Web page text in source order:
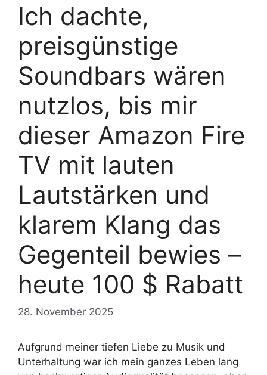
Ich dachte,
preisgünstige
Soundbars wären
nutzlos, bis mir
dieser Amazon Fire
TV mit lauten
Lautstärken und
klarem Klang das
Gegenteil bewies –
heute 100 $ Rabatt
28. November 2025
Aufgrund meiner tiefen Liebe zu Musik und
Unterhaltung war ich mein ganzes Leben lang